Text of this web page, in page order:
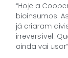
“Hoje a
bioinsumos.
já criaram
irreversível.
ainda vai